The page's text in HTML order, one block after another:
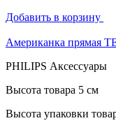
Добавить в корзину
Американка прямая
PHILIPS Аксессуары
Высота товара 5 см
Высота упаковки